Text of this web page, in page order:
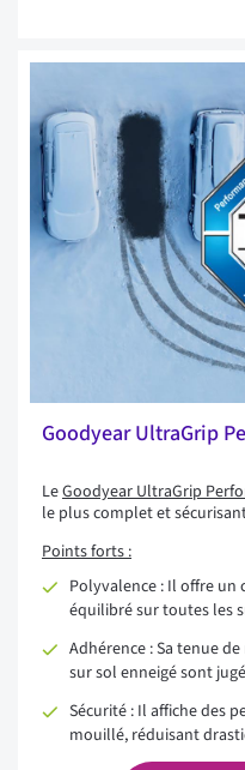
Goodyear UltraGrip
LeGoodyear UltraGrip
le plus complet et
Points forts :
Polyvalence : Il offre
équilibré sur toutes les
Adhérence : Sa tenue
sur sol enneigé sont
Sécurité : Il affiche des
mouillé, réduisant